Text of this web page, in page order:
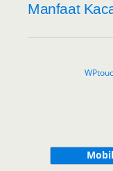
Manfaat